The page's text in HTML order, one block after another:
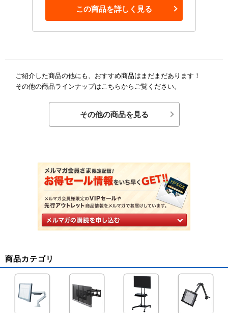
この商品を詳しく見る
ご紹介した商品の他にも、おすすめ商品はまだまだあります！
その他の商品ラインナップはこちらからご覧ください。
その他の商品を見る
商品カテゴリ